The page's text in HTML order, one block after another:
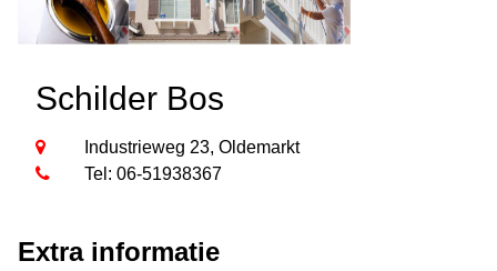
Schilder Bos
Industrieweg 23, Oldemarkt
Tel: 06-51938367
Extra informatie